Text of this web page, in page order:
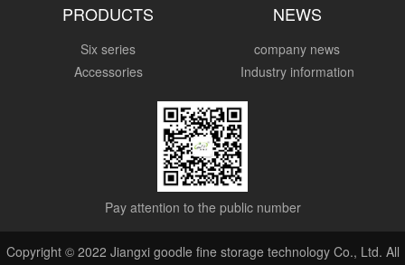
PRODUCTS
Six series
Accessories
NEWS
company news
Industry information
Pay attention to the public number
Copyright © 2022 Jiangxi goodle fine storage technology Co., Ltd. All